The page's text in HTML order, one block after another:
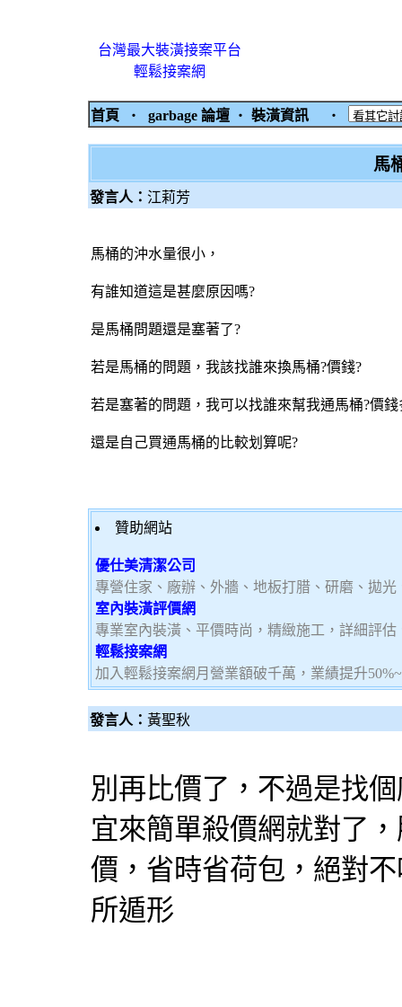
台灣最大裝潢接案平台
輕鬆接案網
首頁 ‧ garbage 論壇 ‧ 裝潢資訊 ‧
馬
發言人： 江莉芳
馬桶的沖水量很小，
有誰知道這是甚麼原因嗎?
是馬桶問題還是塞著了?
若是馬桶的問題，我該找誰來換馬桶?價錢?
若是塞著的問題，我可以找誰來幫我通馬桶?價錢
還是自己買通馬桶的比較划算呢?
贊助網站
優仕美清潔公司
專營住家、廠辦、外牆、地板打腊、研磨、拋
室內裝潢評價網
專業室內裝潢、平價時尚，精緻施工，詳細評
輕鬆接案網
加入輕鬆接案網月營業額破千萬，業績提升
發言人： 黃聖秋
別再比價了，不過是找
宜來簡單殺價網就對了
價 ，省時省荷包，絕對
所遁形